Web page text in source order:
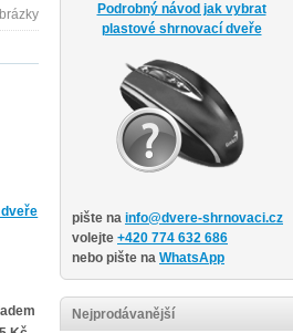
Podrobný návod jak vybrat
plastové shrnovací dveře
pište na info@dvere-shrnovaci.cz
volejte +420 774 632 686
nebo pište na WhatsApp
Nejprodávanější